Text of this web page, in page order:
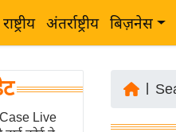
राष्ट्रीय अंतर्राष्ट्रीय बिज़नेस
Live